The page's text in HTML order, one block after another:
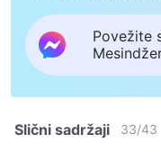
Povežite
Slični sadržaji 33/43